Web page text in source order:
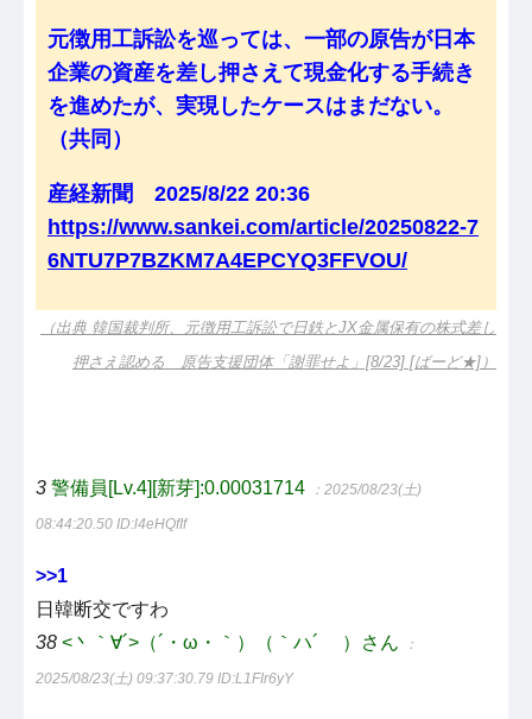
元徴用工訴訟を巡っては、一部の原告が日本
企業の資産を差し押さえて現金化する手続き
を進めたが、実現したケースはまだない。
（共同）
産経新聞 2025/8/22 20:36
https://www.sankei.com/article/20250822-7
6NTU7P7BZKM7A4EPCYQ3FFVOU/
（出典 韓国裁判所、元徴用工訴訟で日鉄とJX金属保有の株式差し
押さえ認める 原告支援団体「謝罪せよ」[8/23] [ばーど★]）
3 警備員[Lv.4][新芽]:0.00031714 ：2025/08/23(土)
08:44:20.50 ID:l4eHQfIf
>>1
日韓断交ですわ
38 <丶｀∀´>（´・ω・｀）（｀ハ´ ）さん ：
2025/08/23(土) 09:37:30.79 ID:L1FIr6yY